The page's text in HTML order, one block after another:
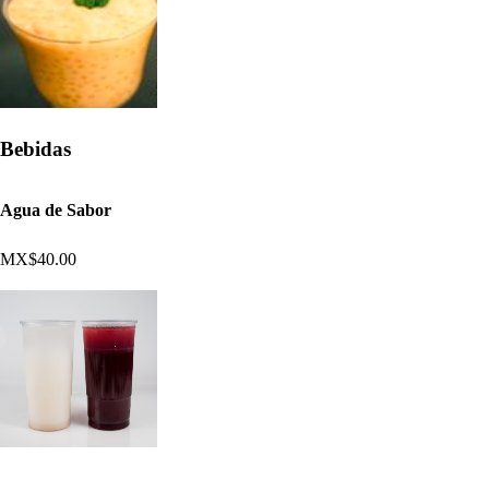
Bebidas
Agua de Sabor
MX$40.00